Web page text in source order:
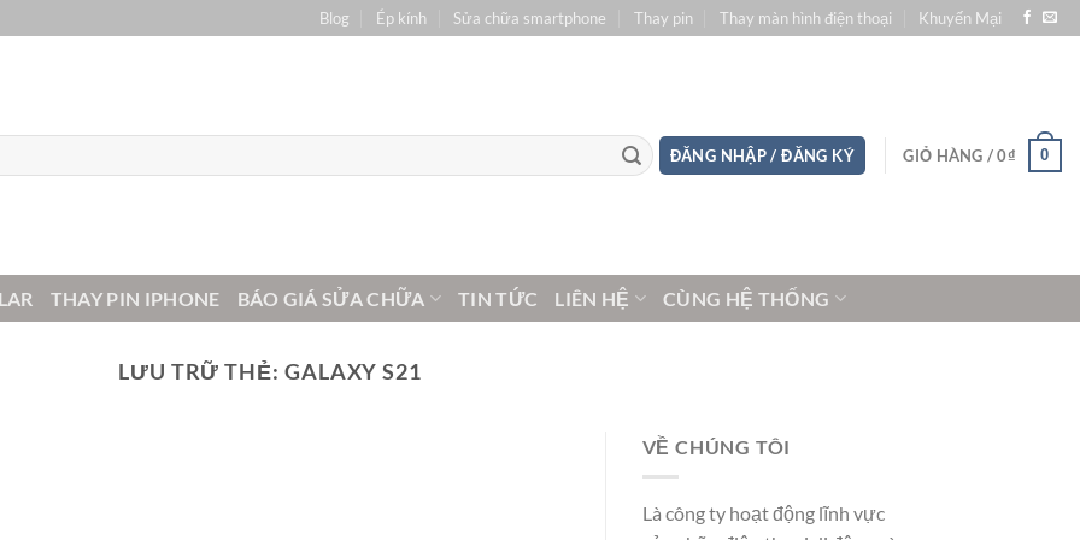
Blog Ép kính Sửa chữa smartphone Thay pin Thay màn hình điện thoại Khuyến Mại
ĐĂNG NHẬP / ĐĂNG KÝ GIỎ HÀNG /0₫ 0
THAY PIN IPHONE BÁO GIÁ SỬA CHỮA TIN TỨC LIÊN HỆ CÙNG HỆ THỐNG
LƯU TRỮ THẺ: GALAXY S21
VỀ CHÚNG TÔI
Là công ty hoạt động lĩnh vực